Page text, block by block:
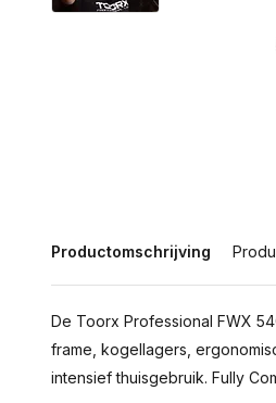
Productomschrijving
De Toorx Professional FWX
frame, kogellagers,
intensief thuisgebruik. Fully